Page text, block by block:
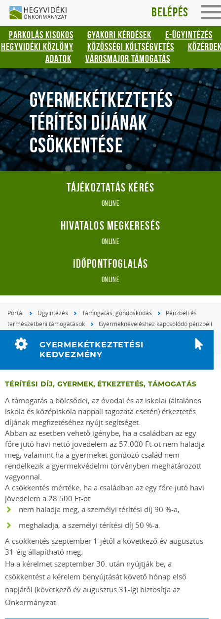
Gyorsbillentyűk
listája
Keresés:
"S"
Bejelentkezés:
"L"
Hegyvidéki
Önkormányzat
Belépés
PARKOLÁS KISOKOS GYAKORI KÉRDÉSEK
E-ÜGYINTÉZÉS
HEGYVIDÉKI KÖZLÖNY
KÖZÖSSÉGI KÖLTSÉGVETÉS
ADATOK
VÁROSMAJOR TÁMOGATÁS
GYERMEKÉTKEZTETÉS
TÉRÍTÉSI DÍJÁNAK
CSÖKKENTÉSE
Tájékoztatás kérés
online
Hivatalos megkeresés
online
Időpontfoglalás
online
Portál Ügyintézés Támogatás, gondoskodás
Pénzbeli és
természetbeni támogatások
Gyermekneveléshez kapcsolódó pénzbeli
csökkentéseGYERMEKÉTKEZTETÉSI
KEDVEZMÉNY
TÉRÍTÉSI DÍJ, GYERMEK, ÉTKEZTETÉS, TÁMOGATÁS
A támogatás a bölcsődei, az óvodai és az iskolai (általános
iskola és középiskola nappali tagozata esetén) étkeztetés
díjának megfizetéséhez nyújt segítséget.
Abban az esetben vehető igénybe, ha a családban az egy
főre jutó havi nettó jövedelem az 57.000 Ft-ot nem haladja
meg, valamint ha a gyermeket gondozó család nem
rendelkezik a gyermekvédelmi törvényben meghatározott
vagyonnal.
A csökkentés mértéke, ha a családban az egy főre jutó havi
jövedelem a 28.500 Ft-ot
nem haladja meg, a személyi térítési díj 90 %-a,
meghaladja, a személyi térítési díj 50 %-a.
A csökkentés szeptember 1-jétől a következő év augusztus
31-éig állapítható meg.
Ha a kérelmet szeptember 30. után nyújtják be, a
csökkentést a kérelem benyújtását követő hónap első
napjától (következő év augusztus 31-ig) biztosítja az
Önkormányzat.